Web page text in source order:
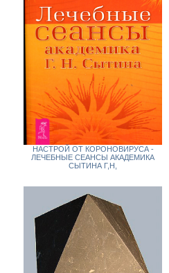
НАСТРОЙ ОТ КОРОНОВИРУСА -
ЛЕЧЕБНЫЕ СЕАНСЫ АКАДЕМИКА
СЫТИНА Г,Н,